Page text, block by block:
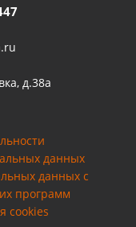
д.38а
данных
данных с
программ
cookies